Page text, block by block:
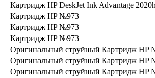
Картридж HP DeskJet Ink Advantage
Картридж HP №973
Картридж HP №973
Картридж HP №973
Оригинальный струйный Картридж HP
Оригинальный струйный Картридж HP
Оригинальный струйный Картридж HP